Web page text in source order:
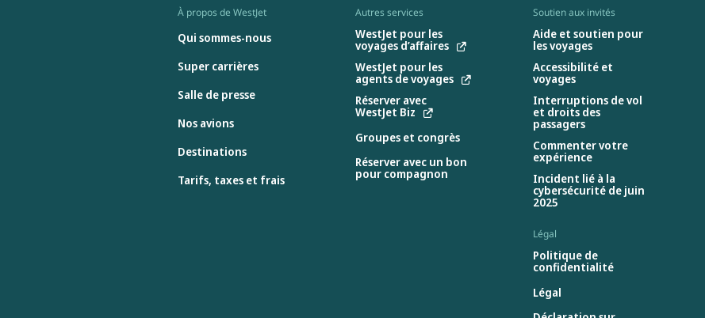
À propos de WestJet
Qui sommes-nous
Super carrières
Salle de presse
Nos avions
Destinations
Tarifs, taxes et frais
Autres services
WestJet pour les
voyages d’affaires
WestJet pour les
agents de voyages
Réserver avec
WestJet Biz
Groupes et congrès
Réserver avec un bon
pour compagnon
Soutien aux invités
Aide et soutien pour
les voyages
Accessibilité et
voyages
Interruptions de vol
et droits des
passagers
Commenter votre
expérience
Incident lié à la
cybersécurité de juin
2025
Légal
Politique de
confidentialité
Légal